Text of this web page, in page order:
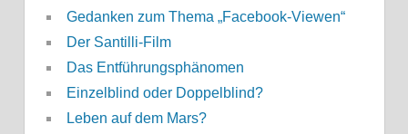
Gedanken zum Thema „Facebook-Viewen“
Der Santilli-Film
Das Entführungsphänomen
Einzelblind oder Doppelblind?
Leben auf dem Mars?